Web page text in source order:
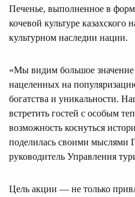
Печенье, выполненное в
кочевой культуре
культурном наследии нации.
«Мы видим большое
нацеленных на
богатства и уникальности.
встретить гостей с особым
возможность коснуться
поделилась своими мыслями
руководитель Управления
Цель акции — не только